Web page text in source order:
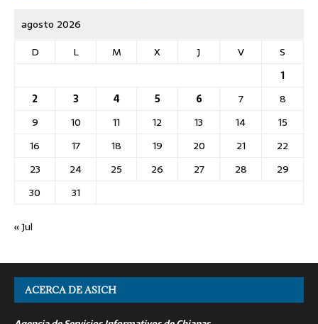
agosto 2026
D
L M X J V
S
1
2
3 4 5 6 7
8
9
10 11 12 13 14
15
16
17 18 19 20 21
22
23
24 25 26 27 28
29
30
31
« Jul
ACERCA DE ASICH